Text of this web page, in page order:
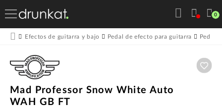
0
Efectos de guitarra y bajo Pedal de efecto para guitarra
Mad Professor Snow White Auto
WAH GB FT